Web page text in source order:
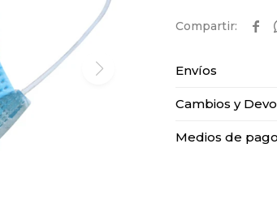

Envíos
Cambios y
Medios de